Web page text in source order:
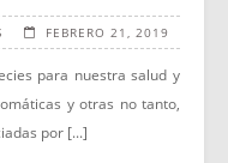
FEBRERO 21, 2019
para nuestra salud y
y otras no tanto,
por [...]